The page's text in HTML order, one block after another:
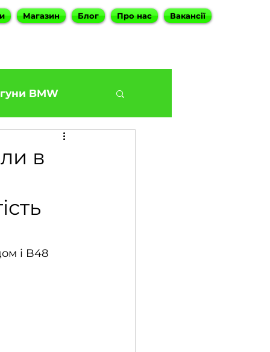
Магазин Блог Про нас Вакансії
BMW
BMW G30 540
в
і B48